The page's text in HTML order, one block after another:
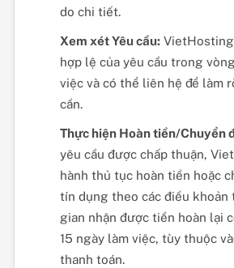
do chi tiết.
Xem xét Yêu cầu:
hợp lệ của yêu cầu trong
việc và có thể liên hệ để làm
cần.
Thực hiện Hoàn tiền/Chuyển
yêu cầu được chấp thuận,
hành thủ tục hoàn tiền hoặc
tín dụng theo các điều khoản
gian nhận được tiền hoàn lại
15 ngày làm việc, tùy thuộc
thanh toán.